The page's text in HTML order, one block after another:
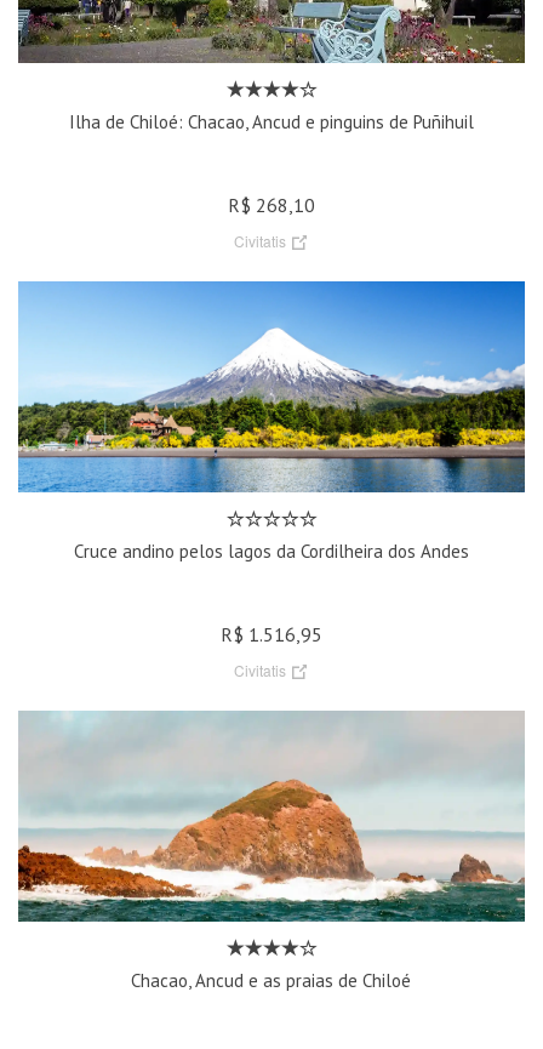
Ilha de Chiloé: Chacao, Ancud e pinguins de Puñihuil
R$ 268,10
Civitatis
Cruce andino pelos lagos da Cordilheira dos Andes
R$ 1.516,95
Civitatis
Chacao, Ancud e as praias de Chiloé